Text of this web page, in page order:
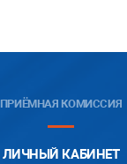
ПРИЁМНАЯ КОМИССИЯ
ЛИЧНЫЙ КАБИНЕТ